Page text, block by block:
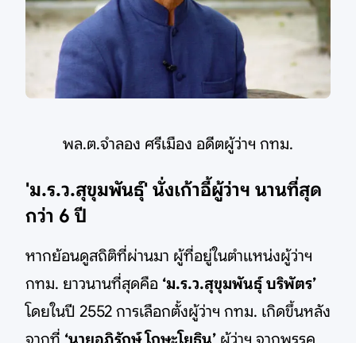
พล.ต.จำลอง ศรีเมือง อดีตผู้ว่าฯ กทม.
'ม.ร.ว.สุขุมพันธุ์' นั่งเก้าอี้ผู้ว่าฯ นานที่สุด
กว่า 6 ปี
หากย้อนดูสถิติที่ผ่านมา ผู้ที่อยู่ในตำแหน่งผู้ว่าฯ
กทม. ยาวนานที่สุดคือ ‘ม.ร.ว.สุขุมพันธุ์ บริพัตร’
โดยในปี 2552 การเลือกตั้งผู้ว่าฯ กทม. เกิดขึ้นหลัง